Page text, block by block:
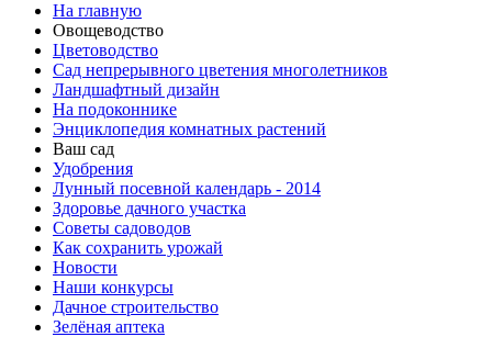
На главную
Овощеводство
Цветоводство
Сад непрерывного цветения многолетников
Ландшафтный дизайн
На подоконнике
Энциклопедия комнатных растений
Ваш сад
Удобрения
Лунный посевной календарь - 2014
Здоровье дачного участка
Советы садоводов
Как сохранить урожай
Новости
Наши конкурсы
Дачное строительство
Зелёная аптека